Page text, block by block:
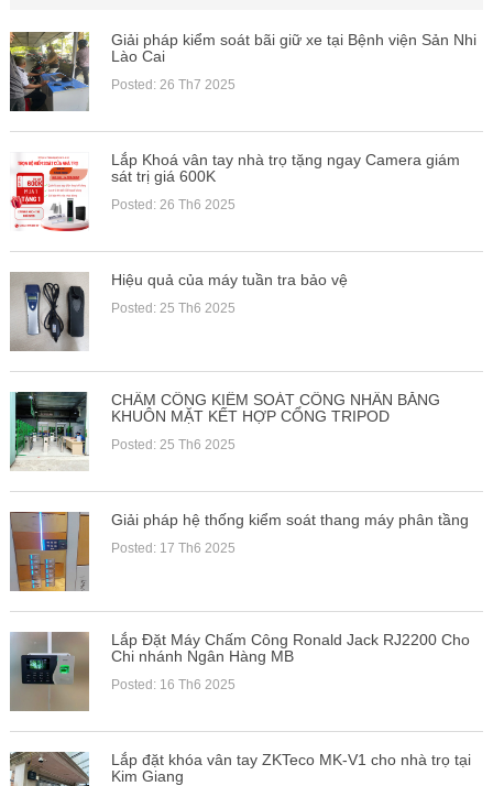
Giải pháp kiểm soát bãi giữ xe tại Bệnh viện Sản Nhi
Lào Cai
Posted: 26 Th7 2025
Lắp Khoá vân tay nhà trọ tặng ngay Camera giám
sát trị giá 600K
Posted: 26 Th6 2025
Hiệu quả của máy tuần tra bảo vệ
Posted: 25 Th6 2025
CHẤM CÔNG KIỂM SOÁT CÔNG NHÂN BẰNG
KHUÔN MẶT KẾT HỢP CỔNG TRIPOD
Posted: 25 Th6 2025
Giải pháp hệ thống kiểm soát thang máy phân tầng
Posted: 17 Th6 2025
Lắp Đặt Máy Chấm Công Ronald Jack RJ2200 Cho
Chi nhánh Ngân Hàng MB
Posted: 16 Th6 2025
Lắp đặt khóa vân tay ZKTeco MK-V1 cho nhà trọ tại
Kim Giang